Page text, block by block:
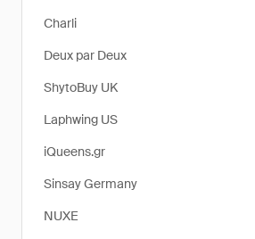
Charli
Deux par Deux
​ShytoBuy UK
Laphwing US
iQueens.gr
Sinsay Germany
NUXE